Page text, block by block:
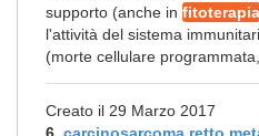
supporto (anche in fitoterapia
l'attività del sistema
(morte cellulare
Creato il 29 Marzo 2017